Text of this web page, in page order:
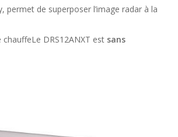
permet de superposer l’image radar à la
chauffeLe DRS12ANXT est sans